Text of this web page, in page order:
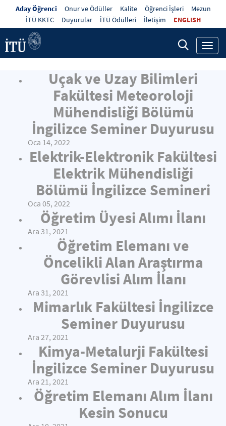
Aday Öğrenci Onur ve Ödüller Kalite Öğrenci İşleri
Mezun
İTÜ KKTC
Duyurular İTÜ Ödülleri İletişim ENGLISH
Uçak ve Uzay Bilimleri
Fakültesi Meteoroloji
Mühendisliği Bölümü
İngilizce Seminer Duyurusu
Oca 14, 2022
Elektrik-Elektronik Fakültesi
Elektrik Mühendisliği
Bölümü İngilizce Semineri
Oca 05, 2022
Öğretim Üyesi Alımı İlanı
Ara 31, 2021
Öğretim Elemanı ve
Öncelikli Alan Araştırma
Görevlisi Alım İlanı
Ara 31, 2021
Mimarlık Fakültesi İngilizce
Seminer Duyurusu
Ara 27, 2021
Kimya-Metalurji Fakültesi
İngilizce Seminer Duyurusu
Ara 21, 2021
Öğretim Elemanı Alım İlanı
Kesin Sonucu